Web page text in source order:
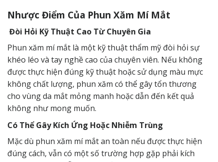
Nhược Điểm Của Phun Xăm Mí Mắt
Đòi Hỏi Kỹ Thuật Cao Từ Chuyên Gia
Phun xăm mí mắt là một kỹ thuật thẩm mỹ đòi hỏi sự
khéo léo và tay nghề cao của chuyên viên. Nếu không
được thực hiện đúng kỹ thuật hoặc sử dụng màu mực
không chất lượng, phun xăm có thể gây tổn thương
cho vùng da mắt mỏng manh hoặc dẫn đến kết quả
không như mong muốn.
Có Thể Gây Kích Ứng Hoặc Nhiễm Trùng
Mặc dù phun xăm mí mắt an toàn nếu được thực hiện
đúng cách, vẫn có một số trường hợp gặp phải kích